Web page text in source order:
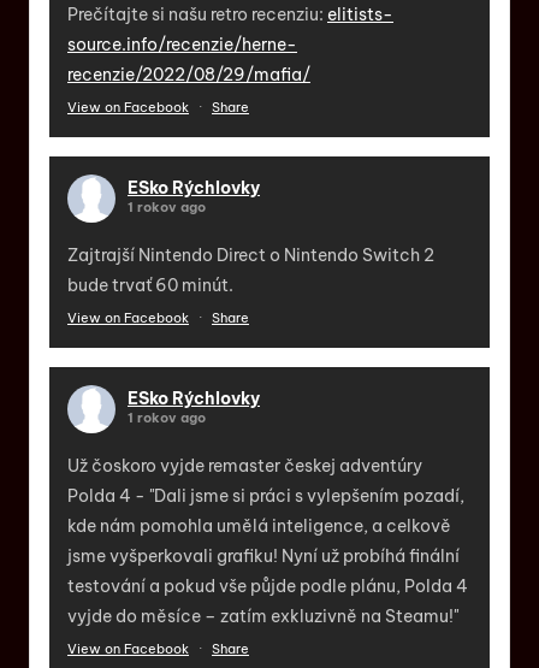
Prečítajte si našu retro recenziu: elitists-
source.info/recenzie/herne-
recenzie/2022/08/29/mafia/
View on Facebook · Share
ESko Rýchlovky
1 rokov ago
Zajtrajší Nintendo Direct o Nintendo Switch 2
bude trvať 60 minút.
View on Facebook · Share
ESko Rýchlovky
1 rokov ago
Už čoskoro vyjde remaster českej adventúry
Polda 4 - "Dali jsme si práci s vylepšením pozadí,
kde nám pomohla umělá inteligence, a celkově
jsme vyšperkovali grafiku! Nyní už probíhá finální
testování a pokud vše půjde podle plánu, Polda 4
vyjde do měsíce – zatím exkluzivně na Steamu!"
View on Facebook · Share